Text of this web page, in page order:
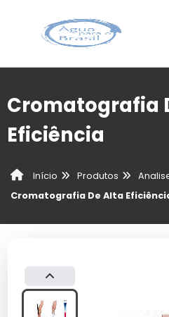
Cromatografia
Eficiência
Início Produtos
Cromatografia De Alta